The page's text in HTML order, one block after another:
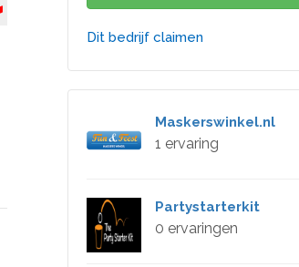
Dit bedrijf claimen
Maskerswinkel.nl
1 ervaring
Partystarterkit
0 ervaringen